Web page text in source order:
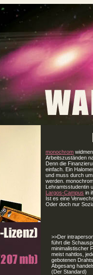
monochrom
Arbeitszuständen
Denn die
einfach. Ein
und muss durch
werden.
Lehramtsstudentin
Largos-Campus in
Ist es eine
Oder doch nur
>>Der
führt die
minimalistischer
meist nahtlos,
gebotenen
Abgesang
(Der Standard)